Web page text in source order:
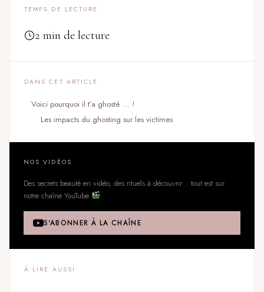
TEMPS DE LECTURE
2 min de lecture
DANS CET ARTICLE
Voici pourquoi il t’a ghosté … !
Les impacts du ghosting sur les victimes
NOS VIDÉOS
Des secrets beauté en vidéo, des rituels à découvrir… tout est sur
notre chaîne YouTube
S'ABONNER À LA CHAÎNE
À LIRE AUSSI